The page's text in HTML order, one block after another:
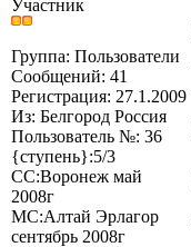
Участник
Группа: Пользователи
Сообщений: 41
Регистрация: 27.1.2009
Из: Белгород Россия
Пользователь №: 36
{ступень}:5/3
СС:Воронеж май
2008г
МС:Алтай Эрлагор
сентябрь 2008г